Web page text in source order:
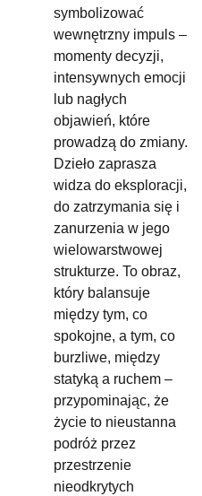
symbolizować
wewnętrzny impuls –
momenty decyzji,
intensywnych emocji
lub nagłych
objawień, które
prowadzą do zmiany.
Dzieło zaprasza
widza do eksploracji,
do zatrzymania się i
zanurzenia w jego
wielowarstwowej
strukturze. To obraz,
który balansuje
między tym, co
spokojne, a tym, co
burzliwe, między
statyką a ruchem –
przypominając, że
życie to nieustanna
podróż przez
przestrzenie
nieodkrytych